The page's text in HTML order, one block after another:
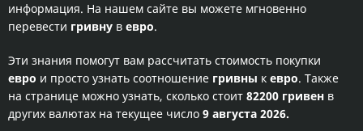
информация. На нашем сайте вы можете мгновенно
перевести гривну в евро.
Эти знания помогут вам рассчитать стоимость покупки
евро и просто узнать соотношение гривны к евро. Также
на странице можно узнать, сколько стоит 82200 гривен в
других валютах на текущее число 9 августа 2026.